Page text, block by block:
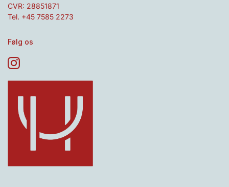
CVR: 28851871
Tel. +45 7585 2273
Følg os